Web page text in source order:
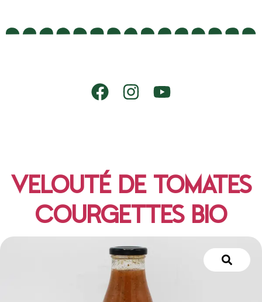
VELOUTÉ DE TOMATES
COURGETTES BIO